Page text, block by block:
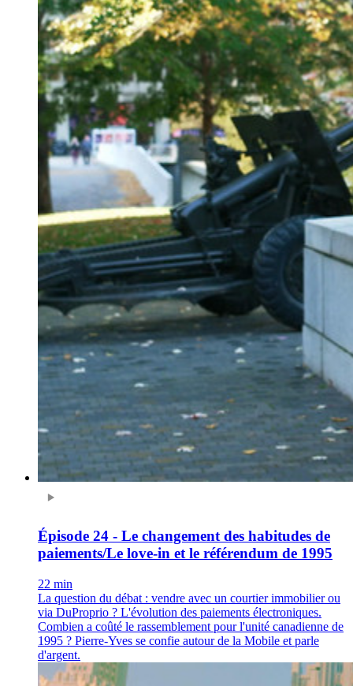
Épisode 24 - Le changement des habitudes de
paiements/Le love-in et le référendum de 1995
22 min
La question du débat : vendre avec un courtier immobilier ou
via DuProprio ? L'évolution des paiements électroniques.
Combien a coûté le rassemblement pour l'unité canadienne de
1995 ? Pierre-Yves se confie autour de la Mobile et parle
d'argent.